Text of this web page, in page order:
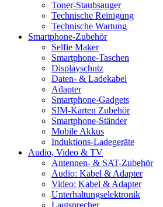
Toner-Staubsauger
Technische Reinigung
Technische Wartung
Smartphone-Zubehör
Selfie Maker
Smartphone-Taschen
Displayschutz
Daten- & Ladekabel
Adapter
Smartphone-Gadgets
SIM-Karten Zubehör
Smartphone-Ständer
Mobile Akkus
Induktions-Ladegeräte
Audio, Video & TV
Antennen- & SAT-Zubehör
Audio: Kabel & Adapter
Video: Kabel & Adapter
Unterhaltungselektronik
Lautsprecher